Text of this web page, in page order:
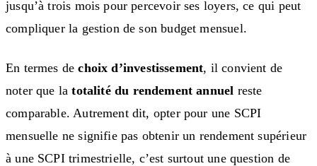
jusqu’à trois mois pour percevoir ses loyers, ce qui peut
compliquer la gestion de son budget mensuel.
En termes dechoix d’investissement, il convient de
noter que latotalité du rendement annuel reste
comparable. Autrement dit, opter pour une SCPI
mensuelle ne signifie pas obtenir un rendement supérieur
à une SCPI trimestrielle, c’est surtout une question de